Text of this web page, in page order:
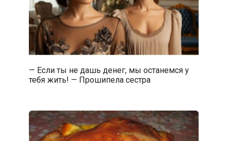
— Если ты не дашь денег, мы останемся у
тебя жить! — Прошипела сестра